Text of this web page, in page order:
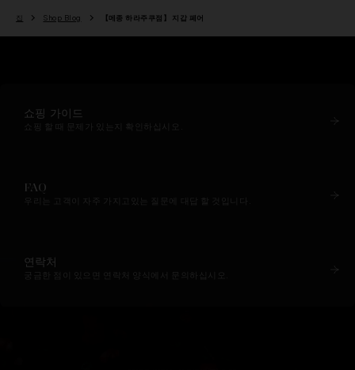
집 Shop Blog 【메종 하라주쿠점】 지갑 페어
쇼핑 가이드
쇼핑 할 때 문제가 있는지 확인하십시오.
FAQ
우리는 고객이 자주 가지고있는 질문에 대답 할 것입니다.
연락처
궁금한 점이 있으면 연락처 양식에서 문의하십시오.